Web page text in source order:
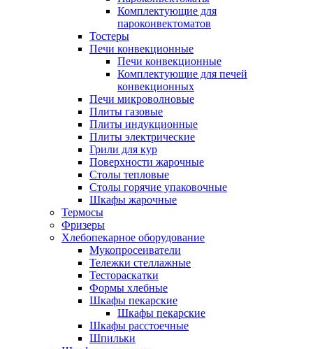
Комплектующие для
пароконвектоматов
Тостеры
Печи конвекционные
Печи конвекционные
Комплектующие для печей
конвекционных
Печи микроволновые
Плиты газовые
Плиты индукционные
Плиты электрические
Грили для кур
Поверхности жарочные
Столы тепловые
Столы горячие упаковочные
Шкафы жарочные
Термосы
Фризеры
Хлебопекарное оборудование
Мукопросеиватели
Тележки стеллажные
Тестораскатки
Формы хлебные
Шкафы пекарские
Шкафы пекарские
Шкафы расстоечные
Шпильки